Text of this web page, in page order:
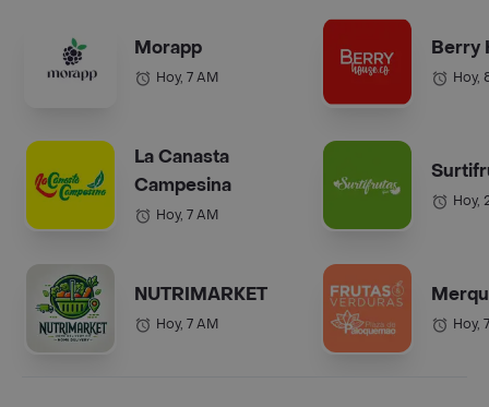
Morapp
Hoy, 7 AM
La Canasta
Campesina
Hoy, 7 AM
NUTRIMARKET
Hoy, 7 AM
Berry
Hoy,
Hoy,
Hoy,